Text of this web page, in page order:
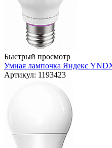
Быстрый просмотр
Умная лампочка Яндекс
Артикул: 1193423